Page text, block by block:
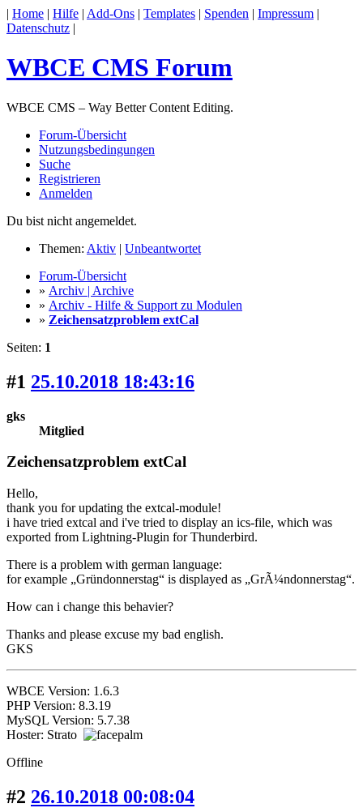
| Home | Hilfe | Add-Ons | Templates | Spenden | Impressum |
Datenschutz |
WBCE CMS Forum
WBCE CMS – Way Better Content Editing.
Forum-Übersicht
Nutzungsbedingungen
Suche
Registrieren
Anmelden
Du bist nicht angemeldet.
Themen: Aktiv | Unbeantwortet
Forum-Übersicht
» Archiv | Archive
» Archiv - Hilfe & Support zu Modulen
» Zeichensatzproblem extCal
Seiten: 1
#1 25.10.2018 18:43:16
gks
Mitglied
Zeichensatzproblem extCal
Hello,
thank you for updating the extcal-module!
i have tried extcal and i've tried to display an ics-file, which was
exported from Lightning-Plugin for Thunderbird.
There is a problem with german language:
for example „Gründonnerstag“ is displayed as „GrÃ¼ndonnerstag“.
How can i change this behavier?
Thanks and please excuse my bad english.
GKS
WBCE Version: 1.6.3
PHP Version: 8.3.19
MySQL Version: 5.7.38
Hoster: Strato
Offline
#2 26.10.2018 00:08:04